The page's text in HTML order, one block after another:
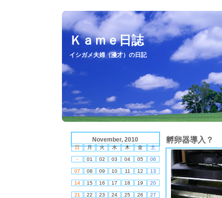
Ｋａｍｅ日誌
イシガメ夫婦（漫才）の日記
November, 2010
日 月 火 水 木 金 土
- 01 02 03 04 05 06
07 08 09 10 11 12 13
14 15 16 17 18 19 20
21 22 23 24 25 26 27
孵卵器導入？